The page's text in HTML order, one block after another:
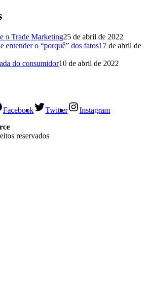
o Trade Marketing25 de abril de 2022
entender o “porquê” dos fatos17 de abril de
do consumidor10 de abril de 2022
Facebook Twitter
Instagram
reservados